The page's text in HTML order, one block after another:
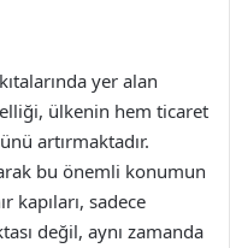
yer alan
ülkenin hem ticaret
artırmaktadır.
bu önemli konumun
kapıları, sadece
değil, aynı zamanda